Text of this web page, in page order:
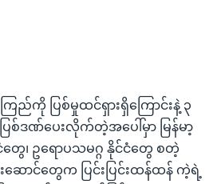
န်
လက်များ
ြည်ကို ပြစ်မှုထင်ရှားရှိကြောင်းနဲ့ ၃
စ်ဒဏ်ပေးလိုက်တဲ့အပေါ်မှာ မြန်မာ့
ေ၊ ဥရောပသမဂ္ဂ နိုင်ငံတွေ စတဲ့
းဆောင်တွေက ပြင်းပြင်းထန်ထန် ကဲ့ရဲ့